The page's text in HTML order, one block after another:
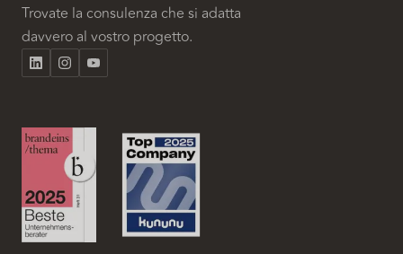
Trovate la consulenza che si adatta
davvero al vostro progetto.